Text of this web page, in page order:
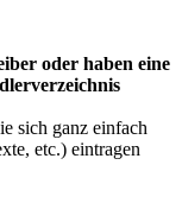
oder haben eine
sich ganz einfach
etc.) eintragen